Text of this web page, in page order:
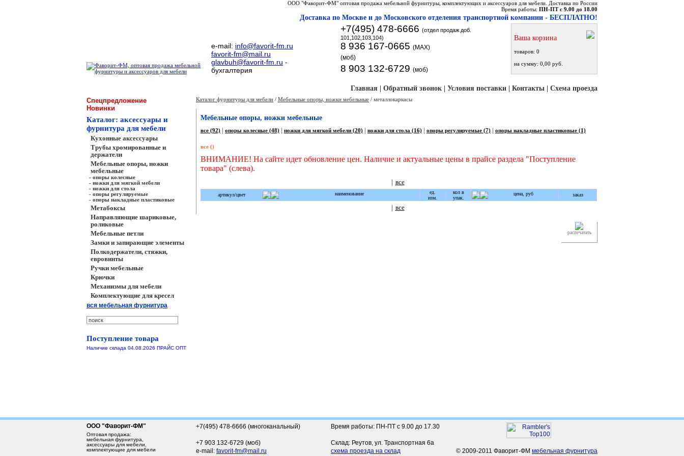
ООО "Фаворит-ФМ" оптовая продажа мебельной фурнитуры, комплектующих и аксессуаров для мебели. Доставка по России
Время работы: ПН-ПТ с 9.00 до 18.00
Доставка по Москве и до Московского отделения транспортной компании - БЕСПЛАТНО!
e-mail: info@favorit-fm.ru
favorit-fm@mail.ru
glavbuh@favorit-fm.ru -
бухгалтерия
+7(495) 478-6666 (отдел продаж доб.
101,102,103,104)
8 936 167-0665 (МАХ)
(моб)
8 903 132-6729 (моб)
Ваша корзина
товаров: 0
на сумму: 0,00 руб.
Главная Обратный звонок Условия поставки Контакты
Схема проезда
Спецпредложение
Новинки
Каталог: аксессуары и
фурнитура для мебели
Кухонные аксессуары
Трубы хромированные и
держатели
Мебельные опоры, ножки
мебельные
- опоры колесные
- ножки для мягкой мебели
- ножки для стола
- опоры регулируемые
- опоры накладные пластиковые
Метабоксы
Направляющие шариковые,
роликовые
Мебельные петли
Замки и запирающие элементы
Полкодержатели, стяжки,
евровинты
Ручки мебельные
Крючки
Механизмы для мебели
Комплектующие для кресел
вся мебельная фурнитура
Поступление товара
Наличие склада 04.08.2026 ПРАЙС ОПТ
Каталог фурнитуры для мебели / Мебельные опоры, ножки мебельные / металлокаркасы
Мебельные опоры, ножки мебельные
все (92) | опоры колесные (48) | ножки для мягкой мебели (20) | ножки для стола (16) | опоры регулируемые (7) | опоры накладные пластиковые (1)
все ()
ВНИМАНИЕ! На сайте идет обновление цен. Наличие и актуальные цены в прайсе раздела "Поступление
товара" (слева).
| все
артикул/цвет наименование
ед.
изм.
кол в
упак.
цена, руб заказ
| все
распечатать
ООО "Фаворит-ФМ"
Оптовая продажа:
мебельная фурнитура,
аксессуары для мебели,
комплектующие для мебели
+7(495) 478-6666 (многоканальный)
+7 903 132-6729 (моб)
e-mail: favorit-fm@mail.ru
Время работы: ПН-ПТ с 9.00 до 17.30
Склад: Реутов, ул. Транспортная 6а
схема проезда на склад
© 2009-2011 Фаворит-ФМ мебельная фурнитура